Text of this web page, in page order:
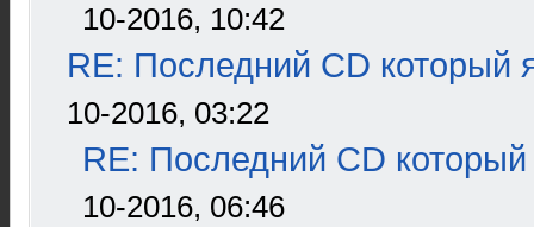
10-2016, 10:42
RE: Последний CD который
10-2016, 03:22
RE: Последний CD который
10-2016, 06:46